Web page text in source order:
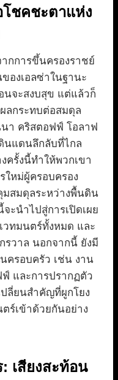
โชคชะตาแห่ง
กการขึ้นครองราชย์
องเอลซ่าในฐานะ
จะสงบสุข แต่แล้วก็
ลกระทบต่อสมดุล
า คริสตอฟฟ์ โอลาฟ
นแดนลึกลับที่ไกล
ครั้งนี้ทำให้พวกเขา
ใหม่ผู้ครอบครอง
มสมดุลระหว่างพื้นดิน
ะนำไปสู่การเปิดเผย
วทมนตร์ทั้งหมด และ
รวาล นอกจากนี้ ยังมี
ครอบครัว เช่น งาน
และการปรากฏตัว
ลี่ยนสำคัญที่ผูกโยง
ร์เข้าด้วยกันอย่าง
เสียงสะท้อน